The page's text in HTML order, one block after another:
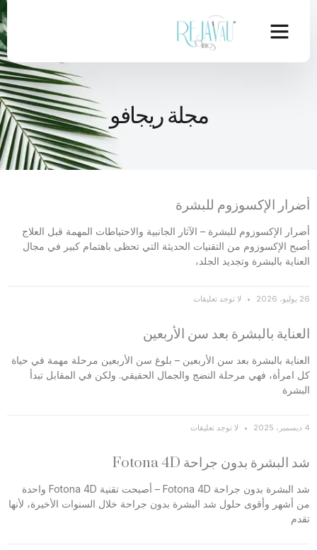
مجلة ريجافو
أضرار الإكسوزوم للبشرة
أضرار الإكسوزوم للبشرة – الآثار الجانبية والاحتياطات المهمة قبل العلاج
أصبح الإكسوزوم من التقنيات الحديثة التي تحظى باهتمام كبير في مجال
العناية بالبشرة وتجديد الجلد،
26 يوليو، 2026 لا توجد تعليقات
العناية بالبشرة بعد سن الأربعين
العناية بالبشرة بعد سن الأربعين – بلوغ سن الأربعين مرحلة مهمة في حياة
كل امرأة، فهي مرحلة النضج والجمال الحقيقي. ولكن في المقابل تبدأ
البشرة
4 ديسمبر، 2025 لا توجد تعليقات
شد البشرة بدون جراحة Fotona 4D
شد البشرة بدون جراحة Fotona 4D – أصبحت تقنية Fotona 4D واحدة
من أشهر وأقوى حلول شد البشرة بدون جراحة خلال السنوات الأخيرة، لأنها
تقدم